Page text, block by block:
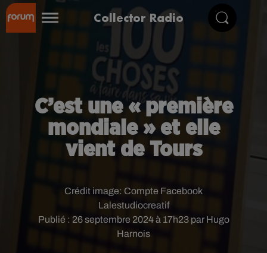
Collector Radio
C’est une « première
mondiale » et elle
vient de Tours
Publié : 26 septembre 2024 à 17h23 par Hugo
Harnois
Crédit image: Compte Facebook
Lalestudiocreatif